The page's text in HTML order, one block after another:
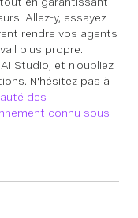
Allez-y, essayez
rendre vos agents
plus propre.
Studio, et n'oubliez
N'hésitez pas à
des
connu sous